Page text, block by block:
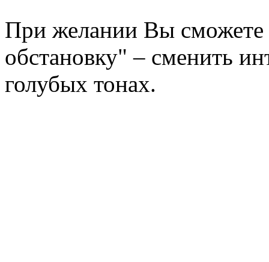
При желании Вы
обстановку" – сменить
голубых тонах.